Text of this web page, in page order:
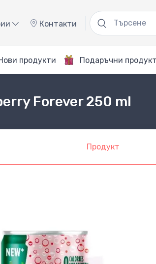
Контакти
продукти Подаръчни
Forever 250 ml
Продукт